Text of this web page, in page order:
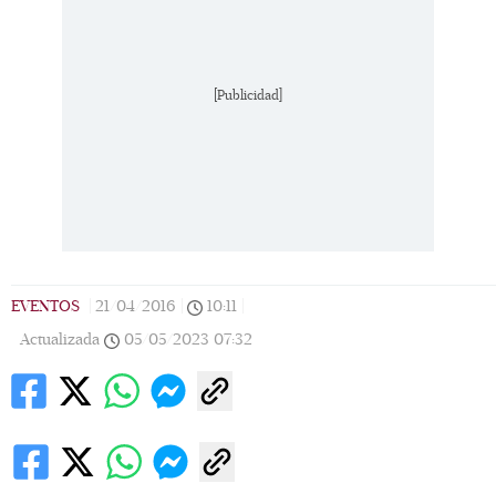
[Publicidad]
EVENTOS 21/04/2016 10:11
Actualizada
05/05/2023 07:32